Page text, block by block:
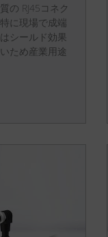
の RJ45コネク
に現場で成端
シールド効果
ため産業用途